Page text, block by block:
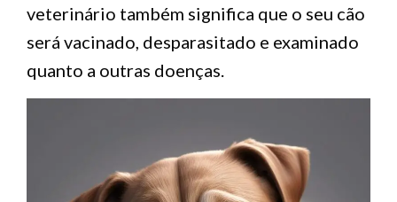
veterinário também significa que o seu cão
será vacinado, desparasitado e examinado
quanto a outras doenças.